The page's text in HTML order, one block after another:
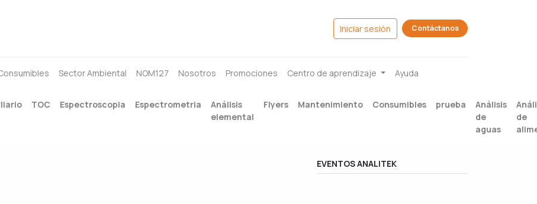
Iniciar sesión Contáctanos
Sector Ambiental NOM127 Nosotros Promociones Centro de aprendizaje Ayuda
TOC Espectroscopia Espectrometria
Análisis
elemental
Flyers Mantenimiento Consumibles prueba
Análisis
de
aguas
de
EVENTOS ANALITEK